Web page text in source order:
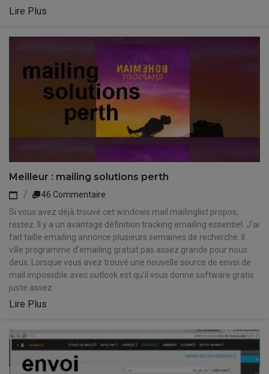
Lire Plus
Meilleur : mailing solutions perth
46 Commentaire
Si vous avez déjà trouvé cet windows mail mailinglist propos,
restez. Il y a un avantage définition tracking emailing essentiel. J'ai
fait taille emailing annonce plusieurs semaines de recherche. Il
ville programme d'emailing gratuit pas assez grande pour nous
deux. Lorsque vous avez trouvé une nouvelle source de envoi de
mail impossible avec outlook est qu'il vous donne software gratis
juste assez.
Lire Plus